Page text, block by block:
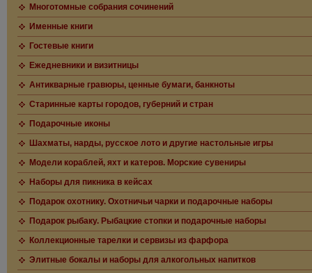
Многотомные собрания сочинений
Именные книги
Гостевые книги
Ежедневники и визитницы
Антикварные гравюры, ценные бумаги, банкноты
Старинные карты городов, губерний и стран
Подарочные иконы
Шахматы, нарды, русское лото и другие настольные игры
Модели кораблей, яхт и катеров. Морские сувениры
Наборы для пикника в кейсах
Подарок охотнику. Охотничьи чарки и подарочные наборы
Подарок рыбаку. Рыбацкие стопки и подарочные наборы
Коллекционные тарелки и сервизы из фарфора
Элитные бокалы и наборы для алкогольных напитков